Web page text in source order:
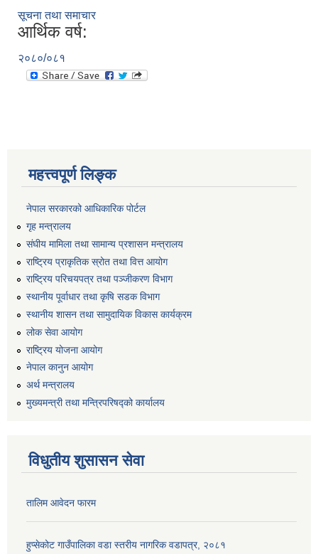
सूचना तथा समाचार
आर्थिक वर्ष:
२०८०/०८१
महत्त्वपूर्ण लिङ्क
नेपाल सरकारको आधिकारिक पोर्टल
गृह मन्त्रालय
संघीय मामिला तथा सामान्य प्रशासन मन्त्रालय
राष्ट्रिय प्राकृतिक स्रोत तथा वित्त आयोग
राष्ट्रिय परिचयपत्र तथा पञ्जीकरण विभाग
स्थानीय पूर्वाधार तथा कृषि सडक विभाग
स्थानीय शासन तथा सामुदायिक विकास कार्यक्रम
लोक सेवा आयोग
राष्ट्रिय योजना आयोग
नेपाल कानुन आयोग
अर्थ मन्त्रालय
मुख्यमन्त्री तथा मन्त्रिपरिषद्को कार्यालय
विधुतीय शुसासन सेवा
तालिम आवेदन फारम
हुप्सेकोट गाउँपालिका वडा स्तरीय नागरिक वडापत्र, २०८१